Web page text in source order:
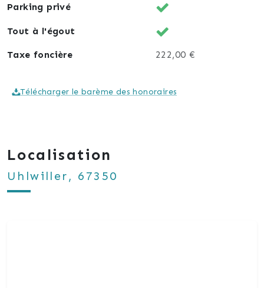
Parking privé
Tout à l'égout
Taxe foncière 222,00 €
Télécharger le barème des honoraires
Localisation
Uhlwiller, 67350